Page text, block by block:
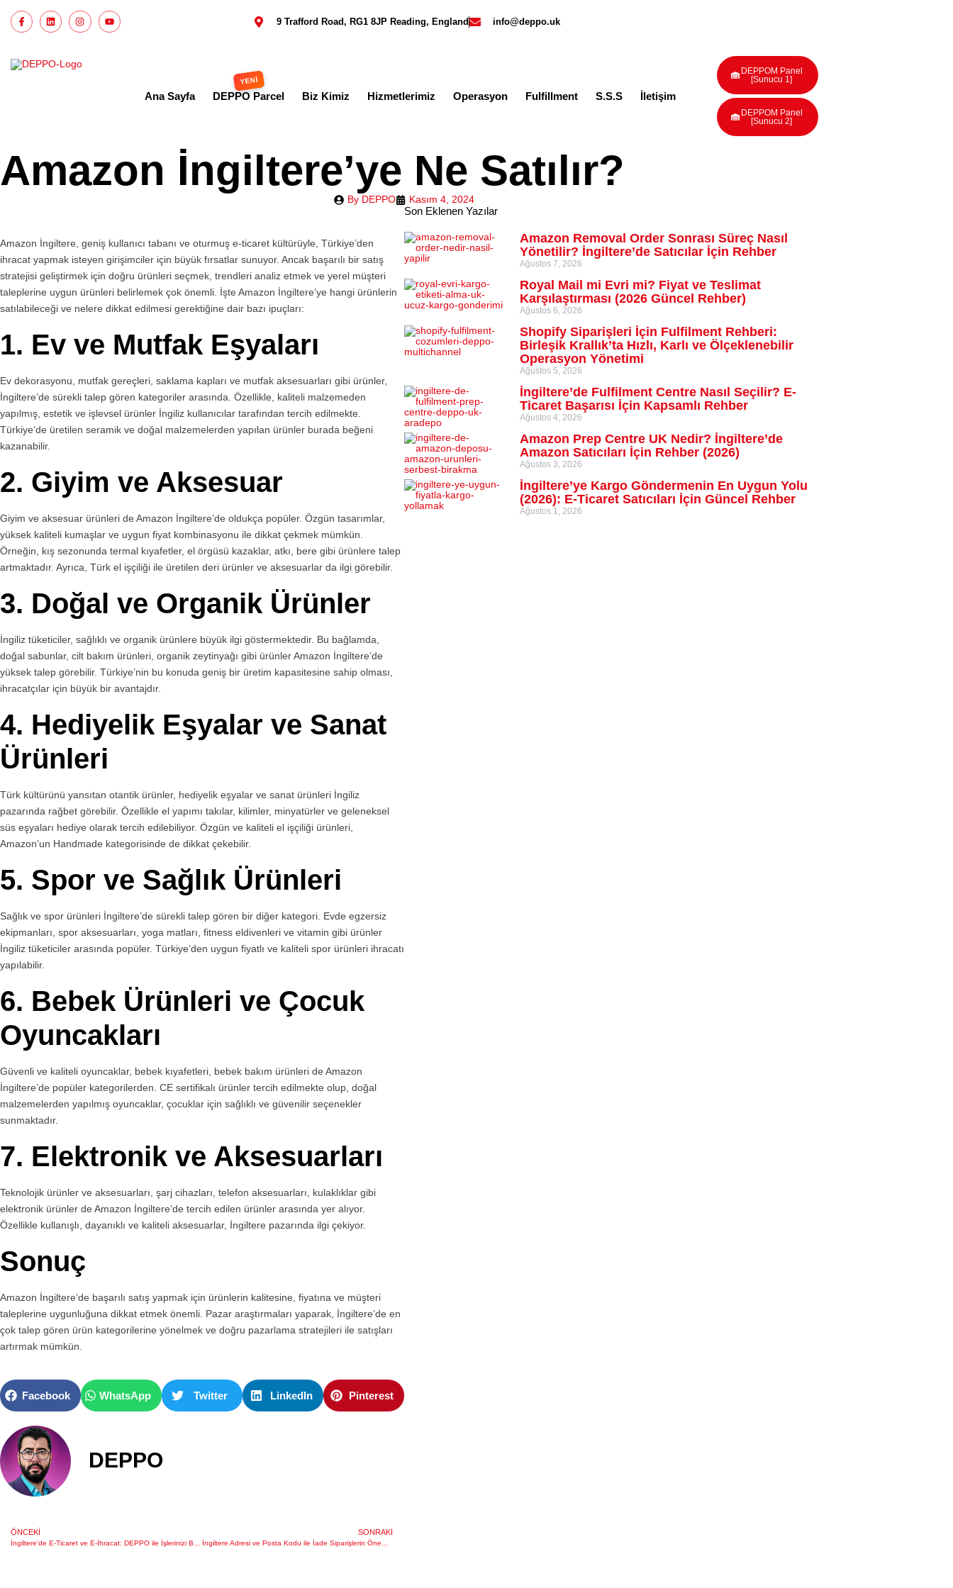
9 Trafford Road, RG1 8JP Reading, England info@deppo.uk
Ana Sayfa DEPPO Parcel Biz Kimiz Hizmetlerimiz Operasyon Fulfillment S.S.S İletişim
DEPPOM Panel
[Sunucu 1]
DEPPOM Panel
[Sunucu 2]
Amazon İngiltere’ye Ne Satılır?
By DEPPO Kasım 4, 2024
Amazon İngiltere, geniş kullanıcı tabanı ve oturmuş e-ticaret kültürüyle, Türkiye’den
ihracat yapmak isteyen girişimciler için büyük fırsatlar sunuyor. Ancak başarılı bir satış
stratejisi geliştirmek için doğru ürünleri seçmek, trendleri analiz etmek ve yerel müşteri
taleplerine uygun ürünleri belirlemek çok önemli. İşte Amazon İngiltere’ye hangi ürünlerin
satılabileceği ve nelere dikkat edilmesi gerektiğine dair bazı ipuçları:
1. Ev ve Mutfak Eşyaları
Ev dekorasyonu, mutfak gereçleri, saklama kapları ve mutfak aksesuarları gibi ürünler,
İngiltere’de sürekli talep gören kategoriler arasında. Özellikle, kaliteli malzemeden
yapılmış, estetik ve işlevsel ürünler İngiliz kullanıcılar tarafından tercih edilmekte.
Türkiye’de üretilen seramik ve doğal malzemelerden yapılan ürünler burada beğeni
kazanabilir.
2. Giyim ve Aksesuar
Giyim ve aksesuar ürünleri de Amazon İngiltere’de oldukça popüler. Özgün tasarımlar,
yüksek kaliteli kumaşlar ve uygun fiyat kombinasyonu ile dikkat çekmek mümkün.
Örneğin, kış sezonunda termal kıyafetler, el örgüsü kazaklar, atkı, bere gibi ürünlere talep
artmaktadır. Ayrıca, Türk el işçiliği ile üretilen deri ürünler ve aksesuarlar da ilgi görebilir.
3. Doğal ve Organik Ürünler
İngiliz tüketiciler, sağlıklı ve organik ürünlere büyük ilgi göstermektedir. Bu bağlamda,
doğal sabunlar, cilt bakım ürünleri, organik zeytinyağı gibi ürünler Amazon İngiltere’de
yüksek talep görebilir. Türkiye’nin bu konuda geniş bir üretim kapasitesine sahip olması,
ihracatçılar için büyük bir avantajdır.
4. Hediyelik Eşyalar ve Sanat
Ürünleri
Türk kültürünü yansıtan otantik ürünler, hediyelik eşyalar ve sanat ürünleri İngiliz
pazarında rağbet görebilir. Özellikle el yapımı takılar, kilimler, minyatürler ve geleneksel
süs eşyaları hediye olarak tercih edilebiliyor. Özgün ve kaliteli el işçiliği ürünleri,
Amazon’un Handmade kategorisinde de dikkat çekebilir.
5. Spor ve Sağlık Ürünleri
Sağlık ve spor ürünleri İngiltere’de sürekli talep gören bir diğer kategori. Evde egzersiz
ekipmanları, spor aksesuarları, yoga matları, fitness eldivenleri ve vitamin gibi ürünler
İngiliz tüketiciler arasında popüler. Türkiye’den uygun fiyatlı ve kaliteli spor ürünleri ihracatı
yapılabilir.
6. Bebek Ürünleri ve Çocuk
Oyuncakları
Güvenli ve kaliteli oyuncaklar, bebek kıyafetleri, bebek bakım ürünleri de Amazon
İngiltere’de popüler kategorilerden. CE sertifikalı ürünler tercih edilmekte olup, doğal
malzemelerden yapılmış oyuncaklar, çocuklar için sağlıklı ve güvenilir seçenekler
sunmaktadır.
7. Elektronik ve Aksesuarları
Teknolojik ürünler ve aksesuarları, şarj cihazları, telefon aksesuarları, kulaklıklar gibi
elektronik ürünler de Amazon İngiltere’de tercih edilen ürünler arasında yer alıyor.
Özellikle kullanışlı, dayanıklı ve kaliteli aksesuarlar, İngiltere pazarında ilgi çekiyor.
Sonuç
Amazon İngiltere’de başarılı satış yapmak için ürünlerin kalitesine, fiyatına ve müşteri
taleplerine uygunluğuna dikkat etmek önemli. Pazar araştırmaları yaparak, İngiltere’de en
çok talep gören ürün kategorilerine yönelmek ve doğru pazarlama stratejileri ile satışları
artırmak mümkün.
Facebook WhatsApp Twitter LinkedIn Pinterest
DEPPO
ÖNCEKI SONRAKI
Son Eklenen Yazılar
Amazon Removal Order Sonrası Süreç Nasıl
Yönetilir? İngiltere’de Satıcılar İçin Rehber
Ağustos 7, 2026
Royal Mail mi Evri mi? Fiyat ve Teslimat
Karşılaştırması (2026 Güncel Rehber)
Ağustos 6, 2026
Shopify Siparişleri İçin Fulfilment Rehberi:
Birleşik Krallık’ta Hızlı, Karlı ve Ölçeklenebilir
Operasyon Yönetimi
Ağustos 5, 2026
İngiltere’de Fulfilment Centre Nasıl Seçilir? E-
Ticaret Başarısı İçin Kapsamlı Rehber
Ağustos 4, 2026
Amazon Prep Centre UK Nedir? İngiltere’de
Amazon Satıcıları İçin Rehber (2026)
Ağustos 3, 2026
İngiltere’ye Kargo Göndermenin En Uygun Yolu
(2026): E-Ticaret Satıcıları İçin Güncel Rehber
Ağustos 1, 2026